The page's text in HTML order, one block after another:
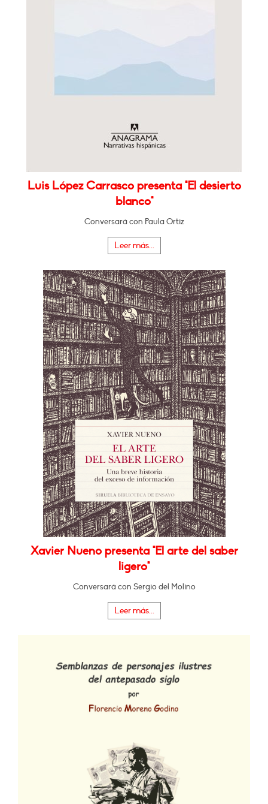
Luis López Carrasco presenta "El desierto
blanco"
Conversará con Paula Ortiz
Leer más...
Xavier Nueno presenta "El arte del saber
ligero"
Conversará con Sergio del Molino
Leer más...